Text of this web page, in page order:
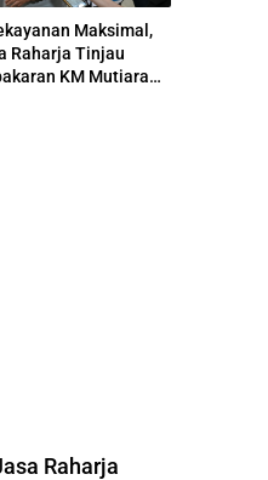
Maksimal,
Raharja Tinjau
KM Mutiara
Raharja